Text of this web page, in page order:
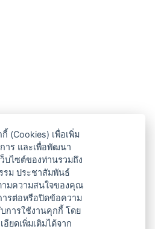
(Cookies) เพื่อเพิ่ม
าร และเพื่อพัฒนา
บไซต์ของท่านรวมถึง
รม ประชาสัมพันธ์
ามความสนใจของคุณ
รต่อหรือปิดข้อความ
การใช้งานคุกกี้ โดย
ยดเพิ่มเติมได้จาก